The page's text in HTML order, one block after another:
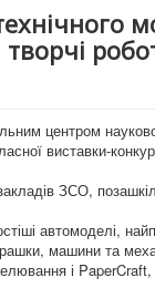
центром
виставки-
ЗСО,
автомоделі,
машини та
і PaperCraft,